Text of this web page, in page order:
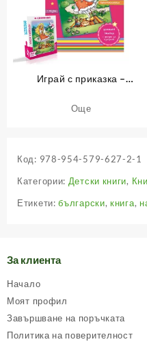
Играй с приказка –
Още
Код: 978-954-579-627-2-1
Категории: Детски книги,
Етикети:български,книга,
За клиента
Начало
Моят профил
Завършване на поръчката
Политика на поверителност